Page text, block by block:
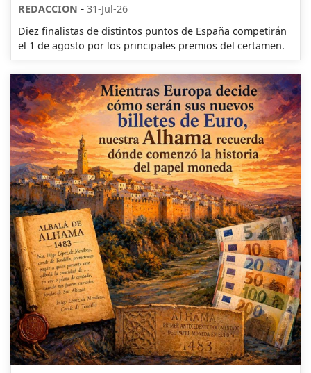
REDACCION - 31-Jul-26
Diez finalistas de distintos puntos de España competirán
el 1 de agosto por los principales premios del certamen.